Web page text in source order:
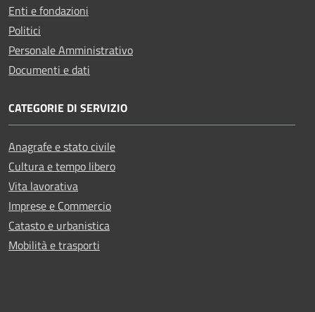
Enti e fondazioni
Politici
Personale Amministrativo
Documenti e dati
CATEGORIE DI SERVIZIO
Anagrafe e stato civile
Cultura e tempo libero
Vita lavorativa
Imprese e Commercio
Catasto e urbanistica
Mobilità e trasporti